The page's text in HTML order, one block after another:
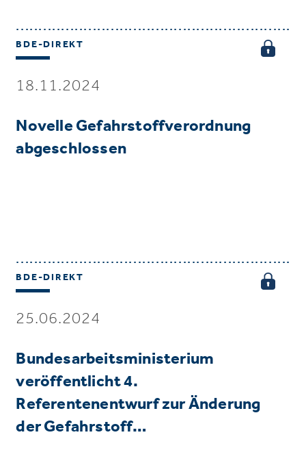
BDE-DIREKT
18.11.2024
Novelle Gefahrstoffverordnung
abgeschlossen
BDE-DIREKT
25.06.2024
Bundesarbeitsministerium
veröffentlicht 4.
Referentenentwurf zur Änderung
der Gefahrstoff…